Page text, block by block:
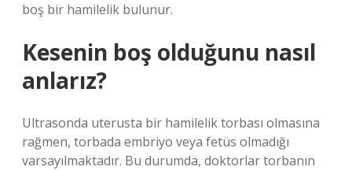
boş bir hamilelik bulunur.
Kesenin boş olduğunu nasıl
anlarız?
Ultrasonda uterusta bir hamilelik torbası olmasına
rağmen, torbada embriyo veya fetüs olmadığı
varsayılmaktadır. Bu durumda, doktorlar torbanın